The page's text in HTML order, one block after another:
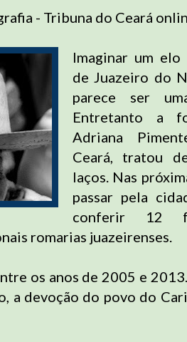
- Tribuna do Ceará
Imaginar um
de Juazeiro do
parece ser
Entretanto a
Adriana
Ceará, tratou
laços. Nas
passar pela
conferir 12
romarias juazeirenses.
os anos de 2005 e
a devoção do povo do